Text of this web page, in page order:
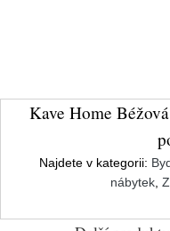
Kave Home
Najdete v kategorii:
nábytek,